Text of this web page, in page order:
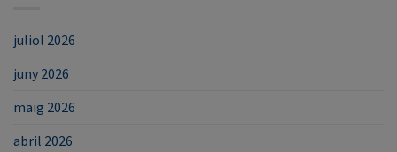
juliol 2026
juny 2026
maig 2026
abril 2026